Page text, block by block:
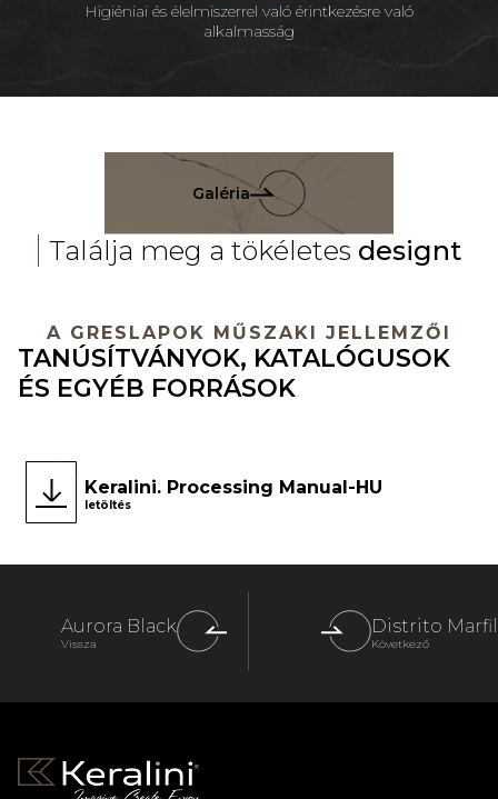
Higiéniai és élelmiszerrel való érintkezésre való
alkalmasság
Galéria
Találja meg a tökéletes designt
A GRESLAPOK MŰSZAKI JELLEMZŐI
TANÚSÍTVÁNYOK, KATALÓGUSOK
ÉS EGYÉB FORRÁSOK
Keralini. Processing Manual-HU
letöltés
Aurora Black
Vissza
Distrito Marfil
Következő